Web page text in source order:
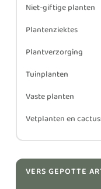
Niet-giftige planten
Plantenziektes
Plantverzorging
Tuinplanten
Vaste planten
Vetplanten en
VERS GEPOTTE